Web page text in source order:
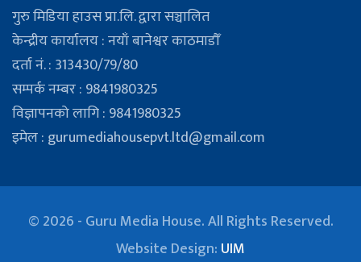
गुरु मिडिया हाउस प्रा.लि. द्वारा सञ्चालित
केन्द्रीय कार्यालय : नयाँ बानेश्वर काठमाडौँ
दर्ता नं. : 313430/79/80
सम्पर्क नम्बर : 9841980325
विज्ञापनको लागि : 9841980325
इमेल : gurumediahousepvt.ltd@gmail.com
© 2026 - Guru Media House. All Rights Reserved.
Website Design: UIM